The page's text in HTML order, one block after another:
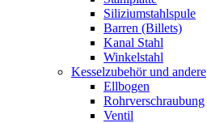
Siliziumstahlspule
Barren (Billets)
Kanal Stahl
Winkelstahl
Kesselzubehör und andere
Ellbogen
Rohrverschraubung
Ventil